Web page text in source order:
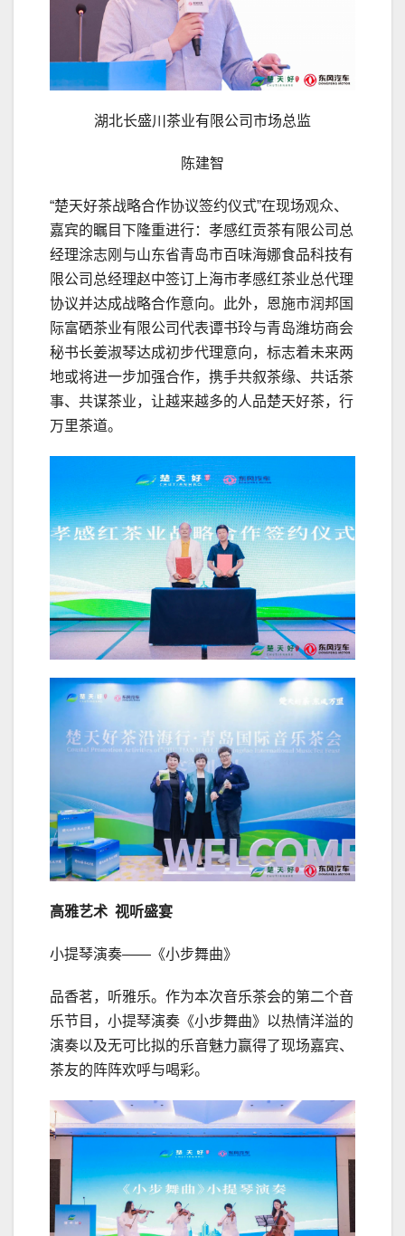
湖北长盛川茶业有限公司市场总监
陈建智
“楚天好茶战略合作协议签约仪式”在现场观众、
嘉宾的瞩目下隆重进行：孝感红贡茶有限公司总
经理涂志刚与山东省青岛市百味海娜食品科技有
限公司总经理赵中签订上海市孝感红茶业总代理
协议并达成战略合作意向。此外，恩施市润邦国
际富硒茶业有限公司代表谭书玲与青岛潍坊商会
秘书长姜淑琴达成初步代理意向，标志着未来两
地或将进一步加强合作，携手共叙茶缘、共话茶
事、共谋茶业，让越来越多的人品楚天好茶，行
万里茶道。
高雅艺术 视听盛宴
小提琴演奏——《小步舞曲》
品香茗，听雅乐。作为本次音乐茶会的第二个音
乐节目，小提琴演奏《小步舞曲》以热情洋溢的
演奏以及无可比拟的乐音魅力赢得了现场嘉宾、
茶友的阵阵欢呼与喝彩。